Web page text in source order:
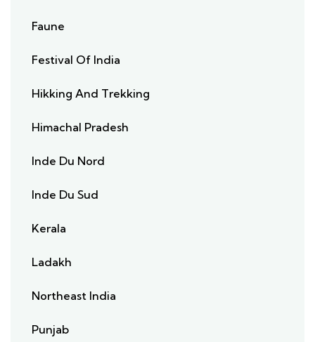
Faune
Festival Of India
Hikking And Trekking
Himachal Pradesh
Inde Du Nord
Inde Du Sud
Kerala
Ladakh
Northeast India
Punjab